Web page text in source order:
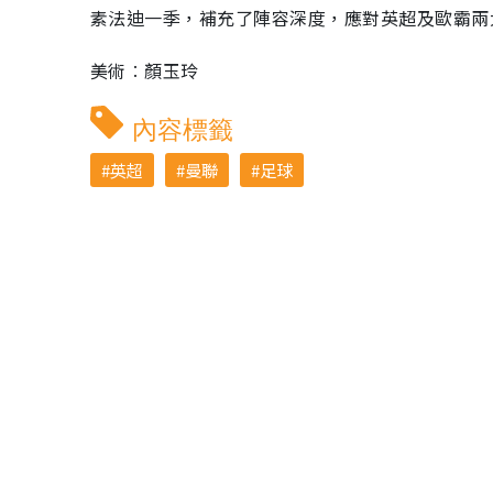
素法迪一季，補充了陣容深度，應對英超及歐霸
美術︰顏玉玲
內容標籤
英超 曼聯 足球